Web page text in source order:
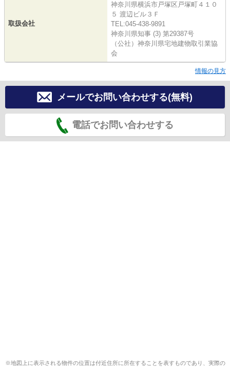
取扱会社
神奈川県横浜市戸塚区戸塚町４１０
５ 渡辺ビル３Ｆ
TEL:045-438-9891
神奈川県知事 (3) 第29387号
（公社）神奈川県宅地建物取引業協
会
情報の見方
メールでお問い合わせする(無料)
電話でお問い合わせする
※地図上に表示される物件の位置は付近住所に所在することを表すものであり、実際の